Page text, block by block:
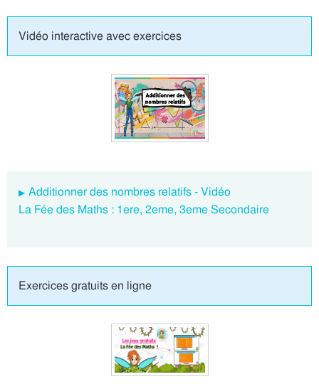
Vidéo interactive avec exercices
Additionner des nombres relatifs - Vidéo
La Fée des Maths : 1ere, 2eme, 3eme Secondaire
Exercices gratuits en ligne